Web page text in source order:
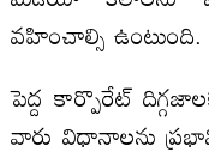
వహించాల్సి ఉంటుంది.
పెద్ద కార్పొరేట్
వారు విధానాలను